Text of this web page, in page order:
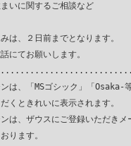
に関するご相談など
　　　　　　　　　　　　　
、２日前までとなります。
てお願いします。
は、「MSゴシック」「Osaka-
ときれいに表示されます。
は、ザウスにご登録いただきメ
ます。